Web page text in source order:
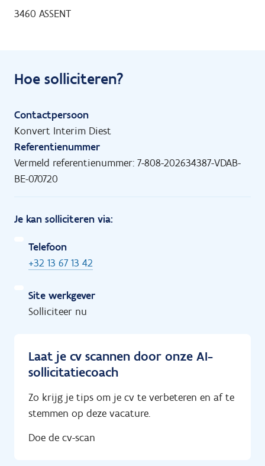
3460 ASSENT
Hoe solliciteren?
Contactpersoon
Konvert Interim Diest
Referentienummer
Vermeld referentienummer: 7-808-202634387-VDAB-
BE-070720
Je kan solliciteren via:
Telefoon
+32 13 67 13 42
Site werkgever
Solliciteer nu
Laat je cv scannen door onze AI-
sollicitatiecoach
Zo krijg je tips om je cv te verbeteren en af te
stemmen op deze vacature.
Doe de cv-scan